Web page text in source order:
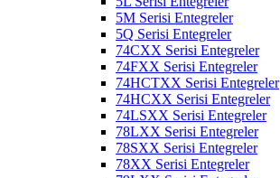
5M Serisi Entegreler
5Q Serisi Entegreler
74CXX Serisi Entegreler
74FXX Serisi Entegreler
74HCTXX Serisi Entegreler
74HCXX Serisi Entegreler
74LSXX Serisi Entegreler
78LXX Serisi Entegreler
78SXX Serisi Entegreler
78XX Serisi Entegreler